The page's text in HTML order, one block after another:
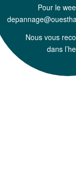
Pour le
Nous vous
dans